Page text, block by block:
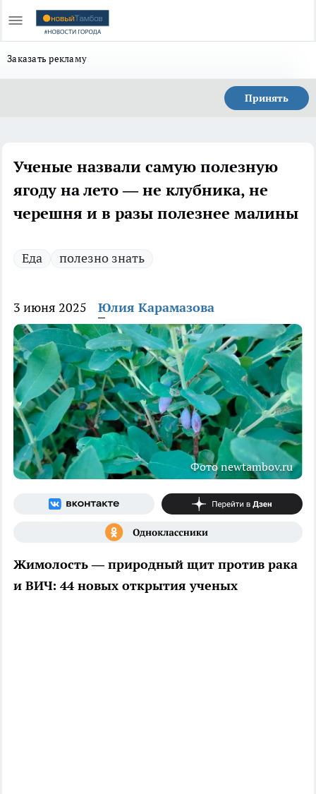
Заказать рекламу
Принять
Ученые назвали самую полезную
ягоду на лето — не клубника, не
черешня и в разы полезнее малины
Еда полезно знать
3 июня 2025 Юлия Карамазова
Фото newtambov.ru
Жимолость — природный щит против рака
и ВИЧ: 44 новых открытия ученых